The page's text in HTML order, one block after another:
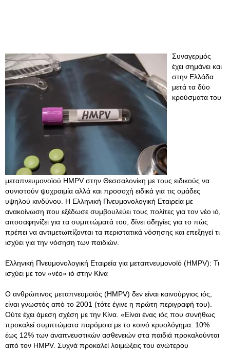
Συναγερμός
έχει σημάνει και
στην Ελλάδα
μετά τα δύο
κρούσματα του
μεταπνευμονοϊού HMPV στην Θεσσαλονίκη με τους ειδικούς να
συνιστούν ψυχραιμία αλλά και προσοχή ειδικά για τις ομάδες
υψηλού κινδύνου. Η Ελληνική Πνευμονολογική Εταιρεία με
ανακοίνωση που εξέδωσε συμβουλεύει τους πολίτες για τον νέο ιό,
αποσαφηνίζει για τα συμπτώματά του, δίνει οδηγίες για το πώς
πρέπει να αντιμετωπίζονται τα περιστατικά νόσησης και επεξηγεί τι
ισχύει για την νόσηση των παιδιών.
Ελληνική Πνευμονολογική Εταιρεία για μεταπνευμονοϊό (HMPV): Τι
ισχύει με τον «νέο» ιό στην Κίνα
Ο ανθρώπινος μεταπνευμοϊός (HMPV) δεν είναι καινούργιος ιός,
είναι γνωστός από το 2001 (τότε έγινε η πρώτη περιγραφή του).
Ούτε έχει άμεση σχέση με την Κίνα. «Είναι ένας ιός που συνήθως
προκαλεί συμπτώματα παρόμοια με το κοινό κρυολόγημα. 10%
έως 12% των αναπνευστικών ασθενειών στα παιδιά προκαλούνται
από τον HMPV. Συχνά προκαλεί λοιμώξεις του ανώτερου